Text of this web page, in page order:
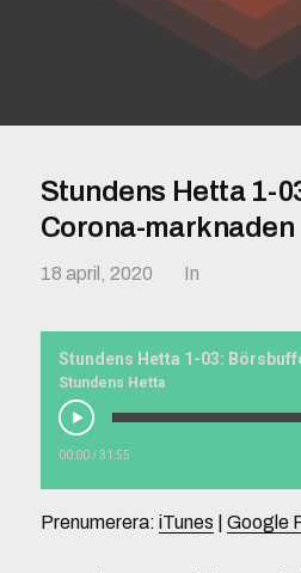
Stundens Hetta 1-
Corona-marknaden
18 april, 2020 In
Stundens Hetta
00:00/31:55
Prenumerera: iTunes Google